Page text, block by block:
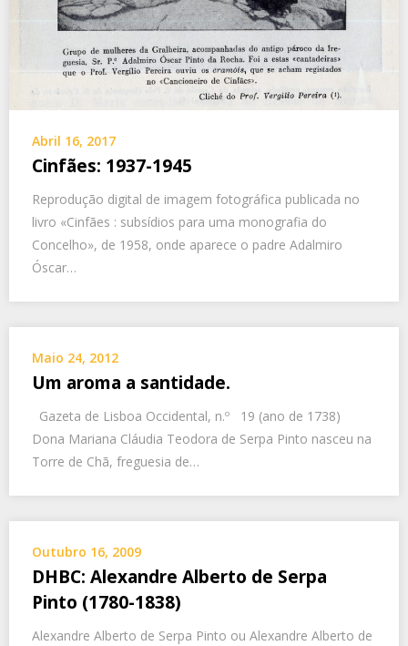
Abril 16, 2017
Cinfães: 1937-1945
Reprodução digital de imagem fotográfica publicada no
livro «Cinfães : subsídios para uma monografia do
Concelho», de 1958, onde aparece o padre Adalmiro
Óscar…
Maio 24, 2012
Um aroma a santidade.
Gazeta de Lisboa Occidental, n.º 19 (ano de 1738)
Dona Mariana Cláudia Teodora de Serpa Pinto nasceu na
Torre de Chã, freguesia de…
Outubro 16, 2009
DHBC: Alexandre Alberto de Serpa
Pinto (1780-1838)
Alexandre Alberto de Serpa Pinto ou Alexandre Alberto de